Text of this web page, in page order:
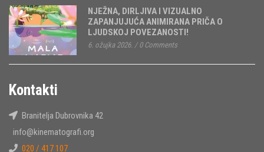
NJEŽNA, DIRLJIVA I VIZUALNO
ZAPANJUJUĆA ANIMIRANA PRIČA O
LJUDSKOJ POVEZANOSTI!
6. ožujka 2026. / 0 Comments
Kontakti
Branitelja Dubrovnika 42
info@kinematografi.org
020 / 417 107